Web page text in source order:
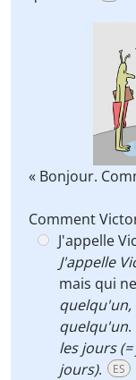
Player
« Bonjour.
Comment
J'appelle
J'appelle
mais qui
quelqu'un,
quelqu'un.
les jours
jours). ES